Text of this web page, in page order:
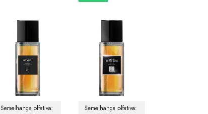
Semelhança olfativa:
Semelhança olfativa: